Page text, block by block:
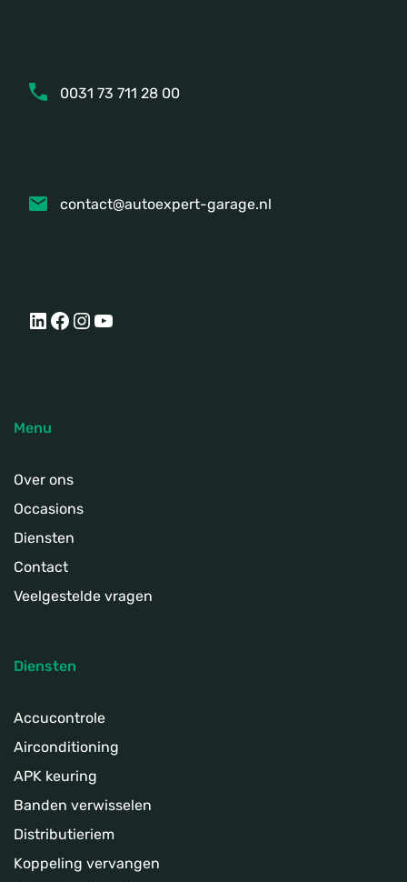
0031 73 711 28 00
contact@autoexpert-garage.nl
LinkedIn
Facebook
Instagram
YouTube
Menu
Over ons
Occasions
Diensten
Contact
Veelgestelde vragen
Diensten
Accucontrole
Airconditioning
APK keuring
Banden verwisselen
Distributieriem
Koppeling­ vervangen